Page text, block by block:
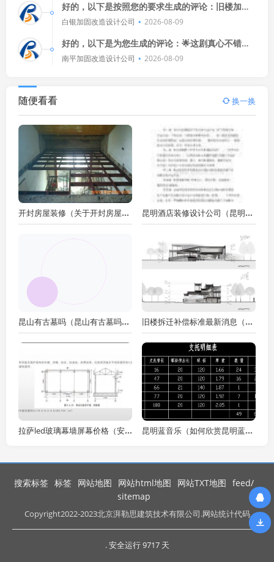
好的，以下是按照您的要求生成的评论：旧楼加固
方案得靠谱！确保结构安全和抗震性能是关键，选
白银加固改造设计公司 2026-08-09
好的，以下是为您生成的评论：🌟这剧真心不错！
演员演技在线，剧情紧凑刺激，看得我热血沸腾！
南平加固改造设计公司 2026-08-09
随便看看 换一换
开封房屋装修（关于开封房屋装修的疑问） 昆明酒店装修设计公司（昆明酒店装修设计公司如何确保客房的实用性与实用性）
昆山有古墓吗（昆山有古墓吗？） 旧楼拆迁补偿标准最新消息（最新旧楼拆迁补偿标准是什么？）
拉萨led玻璃幕墙屏幕价格（安装拉萨led玻璃幕墙屏幕需要多少费用？） 昆明蓝音乐（如何欣赏昆明蓝音乐？）
搜索标签 标签 网站地图 网站html地图 网站TXT地图 feed/
sitemap
Copyright2022-2023北京湃勒思建筑技术有限公司.网站统计代码
. 安全运行9717 天